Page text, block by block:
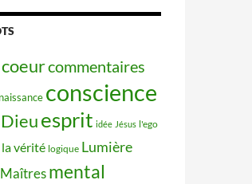
coeurcommentaires
conscience
Dieuesprit idée Jésus l'ego
la vérité logique Lumière
Maîtres mental